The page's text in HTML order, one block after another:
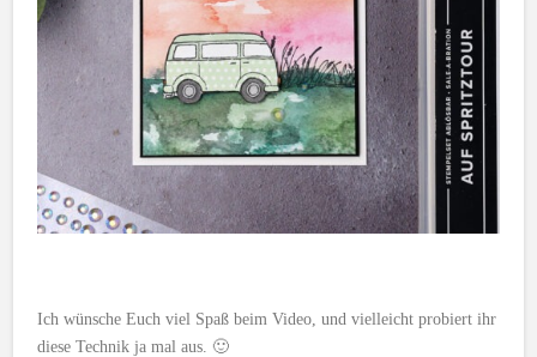
Ich wünsche Euch viel Spaß beim Video, und vielleicht probiert ihr
diese Technik ja mal aus. 🙂